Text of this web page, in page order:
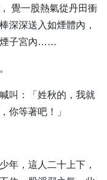
覺一股熱氣從丹田衝
深深送入如煙體內，
煙子宮內……
叫：「姓秋的，我就
你等著吧！」
年，這人二十上下，